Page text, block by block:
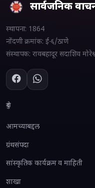
सार्वजनिक
स्थापना: 1864
नोंदणी क्रमांक: ई-६/ठाणे
संस्थापक: रावबहादूर सदाशिव
दुवे
आमच्याबद्दल
ग्रंथसंपदा
सांस्कृतिक कार्यक्रम व माहिती
शाखा